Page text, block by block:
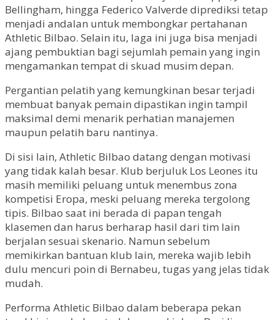
Bellingham, hingga Federico Valverde diprediksi tetap
menjadi andalan untuk membongkar pertahanan
Athletic Bilbao. Selain itu, laga ini juga bisa menjadi
ajang pembuktian bagi sejumlah pemain yang ingin
mengamankan tempat di skuad musim depan.
Pergantian pelatih yang kemungkinan besar terjadi
membuat banyak pemain dipastikan ingin tampil
maksimal demi menarik perhatian manajemen
maupun pelatih baru nantinya.
Di sisi lain, Athletic Bilbao datang dengan motivasi
yang tidak kalah besar. Klub berjuluk Los Leones itu
masih memiliki peluang untuk menembus zona
kompetisi Eropa, meski peluang mereka tergolong
tipis. Bilbao saat ini berada di papan tengah
klasemen dan harus berharap hasil dari tim lain
berjalan sesuai skenario. Namun sebelum
memikirkan bantuan klub lain, mereka wajib lebih
dulu mencuri poin di Bernabeu, tugas yang jelas tidak
mudah.
Performa Athletic Bilbao dalam beberapa pekan